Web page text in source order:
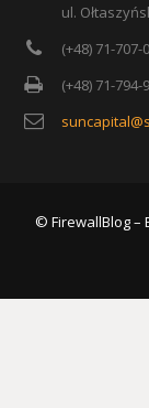
ul.
(+48) 71-
(+48) 71-794-
© FirewallBlog –